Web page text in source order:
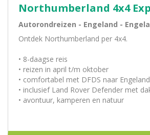
Northumberland 4x4
Autorondreizen - Engeland -
Ontdek Northumberland per 4x4.
• 8-daagse reis
• reizen in april t/m oktober
• comfortabel met DFDS naar Engeland
• inclusief Land Rover Defender met
• avontuur, kamperen en natuur